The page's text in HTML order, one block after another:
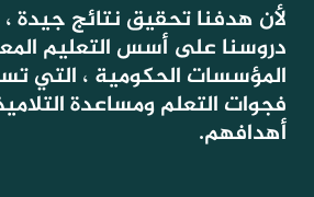
لأن هدفنا تحقيق نتائج جيدة
دروسنا على أسس التعليم
المؤسسات الحكومية ، التي
فجوات التعلم ومساعدة
أهدافهم.